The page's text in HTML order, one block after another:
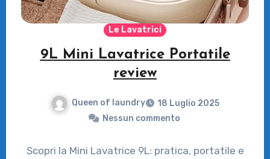
Le Lavatrici
9L Mini Lavatrice Portatile
review
Queen of laundry
18 Luglio 2025
Nessun commento
Scopri la Mini Lavatrice 9L: pratica, portatile e